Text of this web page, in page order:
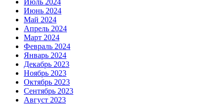
Июль 2024
Июнь 2024
Май 2024
Апрель 2024
Март 2024
Февраль 2024
Январь 2024
Декабрь 2023
Ноябрь 2023
Октябрь 2023
Сентябрь 2023
Август 2023